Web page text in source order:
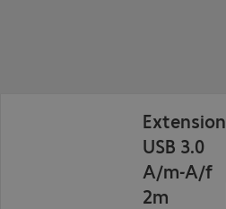
Extension
USB 3.0
A/m-A/f
2m